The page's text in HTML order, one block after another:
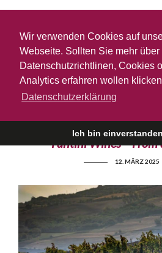
Wir verwenden Cookies auf
Webseite. Sollten Sie mehr über
Datenschutzrichtlinen, Cookies
Analytics erfahren wollen
Datenschutzerklärung
Ich bin einverstanden
Vigneti
Fantini Wines –
12. MÄRZ 2025